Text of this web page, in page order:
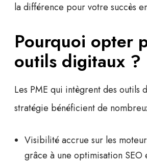
la différence pour votre succès
Pourquoi opter
outils digitaux ?
Les PME qui intègrent des outils
stratégie bénéficient de
Visibilité accrue sur les
grâce à une optimisation SEO